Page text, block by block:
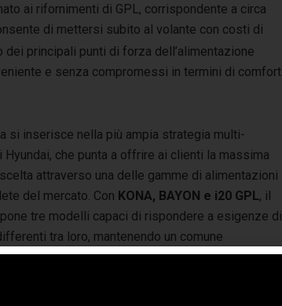
ai rifornimenti di GPL, corrispondente a circa
di mettersi subito al volante con costi di
principali punti di forza dell’alimentazione
e senza compromessi in termini di comfort
si inserisce nella più ampia strategia multi-
Hyundai, che punta a offrire ai clienti la massima
attraverso una delle gamme di alimentazioni
del mercato. Con KONA, BAYON e i20 GPL, il
tre modelli capaci di rispondere a esigenze di
tra loro, mantenendo un comune
offrire una soluzione efficiente, accessibile e
“I primi 5.000 km te li offre Hyundai”,